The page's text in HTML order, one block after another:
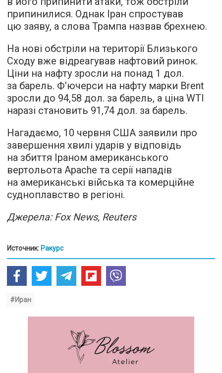
припинилися. Однак Іран спростував
цю заяву, а слова Трампа назвав брехнею.
На нові обстріли на території Близького
Сходу вже відреагував нафтовий ринок.
Ціни на нафту зросли на понад 1 дол.
за барель. Ф’ючерси на нафту марки Brent
зросли до 94,58 дол. за барель, а ціна WTI
наразі становить 91,74 дол. за барель.
Нагадаємо, 10 червня США заявили про
завершення хвилі ударів у відповідь
на збиття Іраном американського
вертольота Apache та серії нападів
на американські війська та комерційне
судноплавство в регіоні.
Джерела: Fox News, Reuters
Источник: Ракурс
#Иран